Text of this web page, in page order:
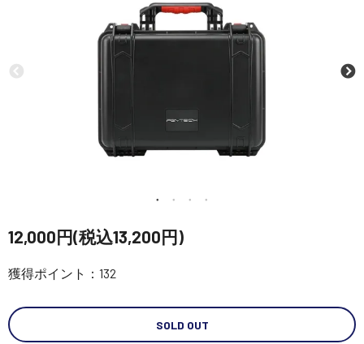
業務用ドローン・業務関連製品
定期配信!
サポート・Q&A / 法人・学生のお客様
取扱店舗一覧
12,000円(税込13,200円)
獲得ポイント：132
SOLD OUT